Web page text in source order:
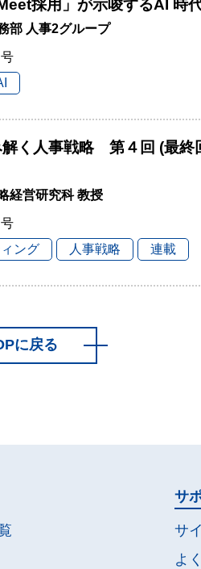
採用」が示唆するAI 時
人事2グループ
く人事戦略 第４回 (最
営研究科 教授
ング 人事戦略 連載
に戻る
サ
サ
よ